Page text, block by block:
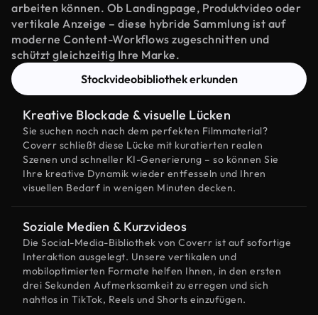
arbeiten können. Ob Landingpage, Produktvideo oder
vertikale Anzeige – diese hybride Sammlung ist auf
moderne Content-Workflows zugeschnitten und
schützt gleichzeitig Ihre Marke.
Stockvideobibliothek erkunden
Kreative Blockade & visuelle Lücken
Sie suchen noch nach dem perfekten Filmmaterial?
Coverr schließt diese Lücke mit kuratierten realen
Szenen und schneller KI-Generierung – so können Sie
Ihre kreative Dynamik wieder entfesseln und Ihren
visuellen Bedarf in wenigen Minuten decken.
Soziale Medien & Kurzvideos
Die Social-Media-Bibliothek von Coverr ist auf sofortige
Interaktion ausgelegt. Unsere vertikalen und
mobiloptimierten Formate helfen Ihnen, in den ersten
drei Sekunden Aufmerksamkeit zu erregen und sich
nahtlos in TikTok, Reels und Shorts einzufügen.